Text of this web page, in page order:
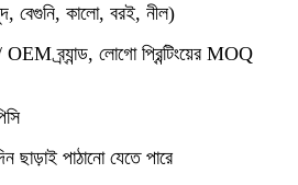
বেগুনি, কালো, বরই, নীল)
ব্র্যান্ড, লোগো প্রিন্টিংয়ের MOQ
ছাড়াই পাঠানো যেতে পারে